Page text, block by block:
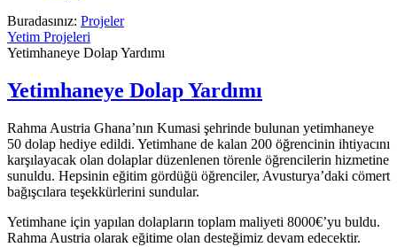
Buradasınız: Projeler
Yetim Projeleri
Yetimhaneye Dolap Yardımı
Yetimhaneye Dolap Yardımı
Rahma Austria Ghana’nın Kumasi şehrinde bulunan yetimhaneye
50 dolap hediye edildi. Yetimhane de kalan 200 öğrencinin ihtiyacını
karşılayacak olan dolaplar düzenlenen törenle öğrencilerin hizmetine
sunuldu. Hepsinin eğitim gördüğü öğrenciler, Avusturya’daki cömert
bağışcılara teşekkürlerini sundular.
Yetimhane için yapılan dolapların toplam maliyeti 8000€’yu buldu.
Rahma Austria olarak eğitime olan desteğimiz devam edecektir.